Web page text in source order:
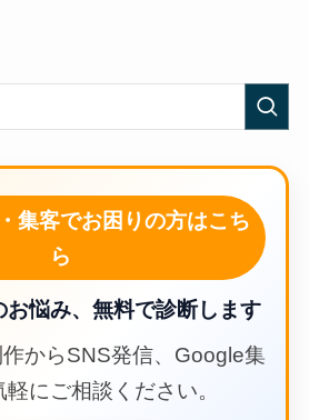
集客でお困りの方はこち
ら
お悩み、無料で診断します
からSNS発信、Google集
にご相談ください。